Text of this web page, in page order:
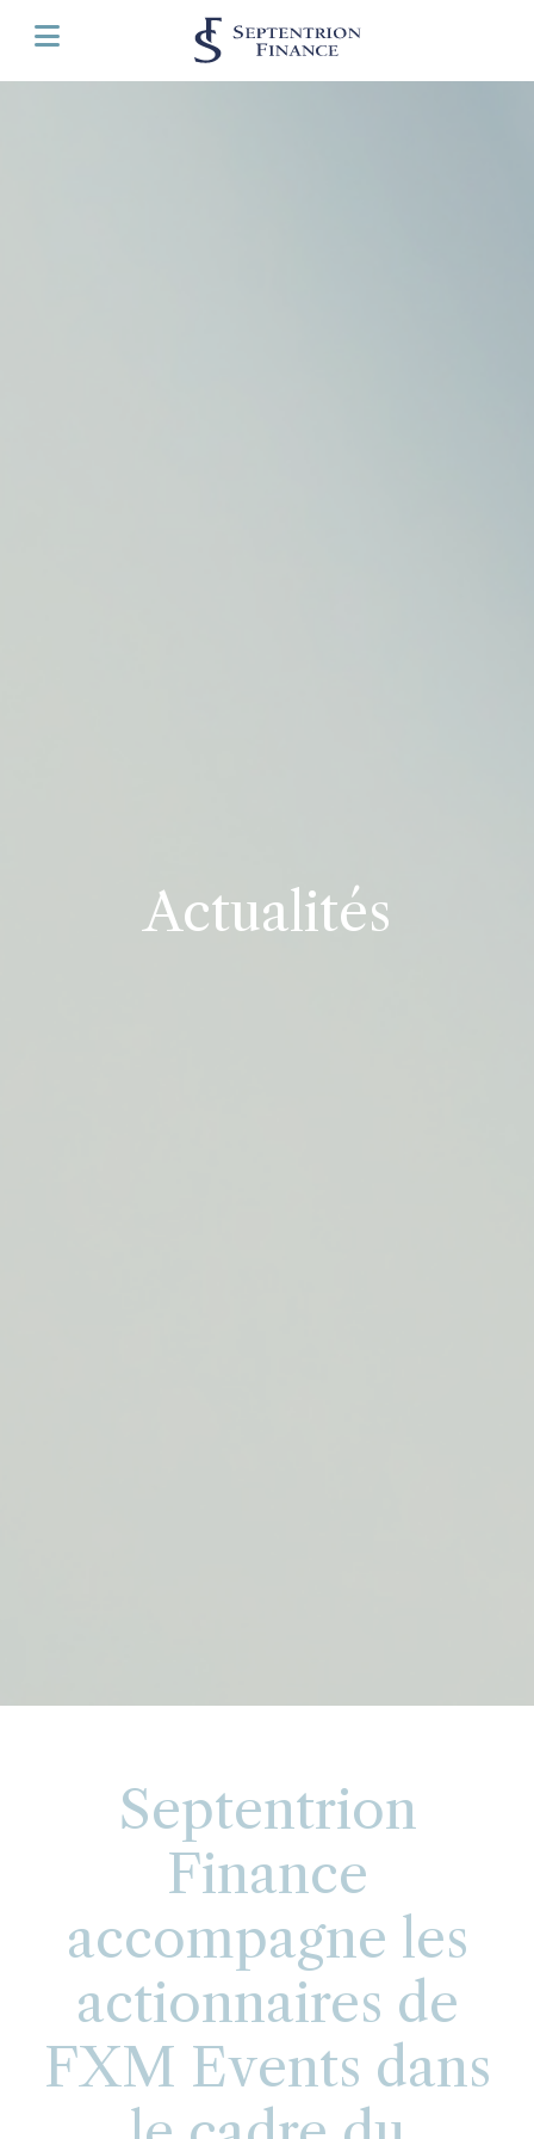
Actualités
Septentrion
Finance
accompagne les
actionnaires de
FXM Events dans
Panneau de gestion des cookies